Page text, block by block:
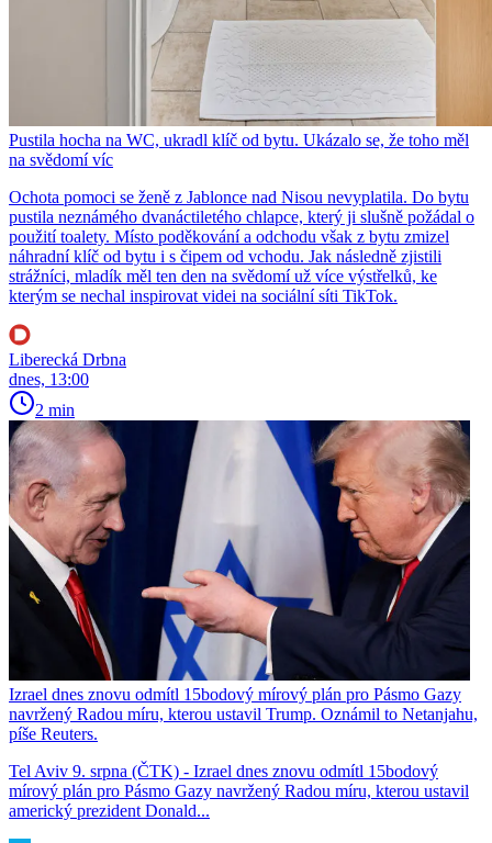
Pustila hocha na WC, ukradl klíč od bytu. Ukázalo se, že toho měl
na svědomí víc
Ochota pomoci se ženě z Jablonce nad Nisou nevyplatila. Do bytu
pustila neznámého dvanáctiletého chlapce, který ji slušně požádal o
použití toalety. Místo poděkování a odchodu však z bytu zmizel
náhradní klíč od bytu i s čipem od vchodu. Jak následně zjistili
strážníci, mladík měl ten den na svědomí už více výstřelků, ke
kterým se nechal inspirovat videi na sociální síti TikTok.
Liberecká Drbna
dnes, 13:00
2 min
Izrael dnes znovu odmítl 15bodový mírový plán pro Pásmo Gazy
navržený Radou míru, kterou ustavil Trump. Oznámil to Netanjahu,
píše Reuters.
Tel Aviv 9. srpna (ČTK) - Izrael dnes znovu odmítl 15bodový
mírový plán pro Pásmo Gazy navržený Radou míru, kterou ustavil
americký prezident Donald...